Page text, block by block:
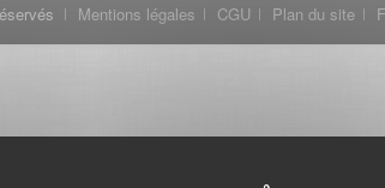
Mentions légales CGU Plan du site